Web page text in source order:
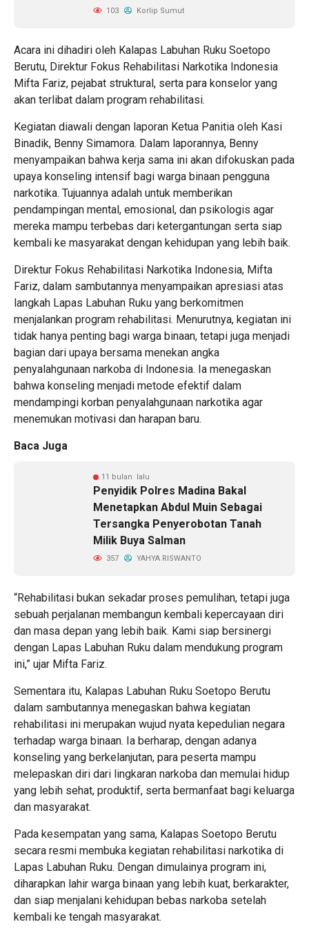
103 Korlip Sumut
Acara ini dihadiri oleh Kalapas Labuhan Ruku Soetopo
Berutu, Direktur Fokus Rehabilitasi Narkotika Indonesia
Mifta Fariz, pejabat struktural, serta para konselor yang
akan terlibat dalam program rehabilitasi.
Kegiatan diawali dengan laporan Ketua Panitia oleh Kasi
Binadik, Benny Simamora. Dalam laporannya, Benny
menyampaikan bahwa kerja sama ini akan difokuskan pada
upaya konseling intensif bagi warga binaan pengguna
narkotika. Tujuannya adalah untuk memberikan
pendampingan mental, emosional, dan psikologis agar
mereka mampu terbebas dari ketergantungan serta siap
kembali ke masyarakat dengan kehidupan yang lebih baik.
Direktur Fokus Rehabilitasi Narkotika Indonesia, Mifta
Fariz, dalam sambutannya menyampaikan apresiasi atas
langkah Lapas Labuhan Ruku yang berkomitmen
menjalankan program rehabilitasi. Menurutnya, kegiatan ini
tidak hanya penting bagi warga binaan, tetapi juga menjadi
bagian dari upaya bersama menekan angka
penyalahgunaan narkoba di Indonesia. Ia menegaskan
bahwa konseling menjadi metode efektif dalam
mendampingi korban penyalahgunaan narkotika agar
menemukan motivasi dan harapan baru.
Baca Juga
11 bulan lalu
Penyidik Polres Madina Bakal
Menetapkan Abdul Muin Sebagai
Tersangka Penyerobotan Tanah
Milik Buya Salman
357 YAHYA RISWANTO
“Rehabilitasi bukan sekadar proses pemulihan, tetapi juga
sebuah perjalanan membangun kembali kepercayaan diri
dan masa depan yang lebih baik. Kami siap bersinergi
dengan Lapas Labuhan Ruku dalam mendukung program
ini,” ujar Mifta Fariz.
Sementara itu, Kalapas Labuhan Ruku Soetopo Berutu
dalam sambutannya menegaskan bahwa kegiatan
rehabilitasi ini merupakan wujud nyata kepedulian negara
terhadap warga binaan. Ia berharap, dengan adanya
konseling yang berkelanjutan, para peserta mampu
melepaskan diri dari lingkaran narkoba dan memulai hidup
yang lebih sehat, produktif, serta bermanfaat bagi keluarga
dan masyarakat.
Pada kesempatan yang sama, Kalapas Soetopo Berutu
secara resmi membuka kegiatan rehabilitasi narkotika di
Lapas Labuhan Ruku. Dengan dimulainya program ini,
diharapkan lahir warga binaan yang lebih kuat, berkarakter,
dan siap menjalani kehidupan bebas narkoba setelah
kembali ke tengah masyarakat.